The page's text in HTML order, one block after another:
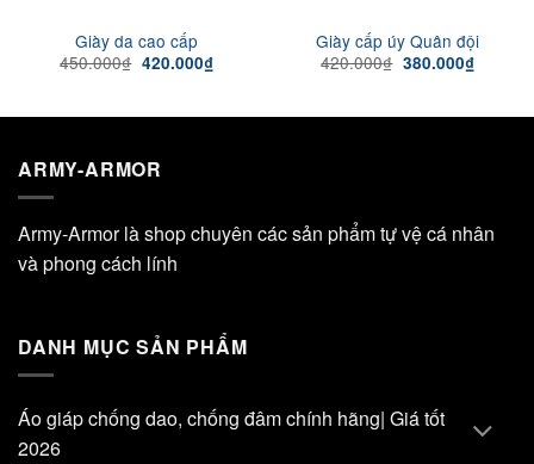
Giày da cao cấp
450.000₫ Giá
gốc
420.000₫Giá
hiện
420.000₫.
Giày cấp úy Quân đội
420.000₫ Giá
gốc
380.000₫Giá
hiện
ARMY-ARMOR
Army-Armor là shop chuyên các sản phẩm tự vệ cá nhân
và phong cách lính
DANH MỤC SẢN PHẨM
Áo giáp chống dao, chống đâm chính hãng| Giá tốt
2026